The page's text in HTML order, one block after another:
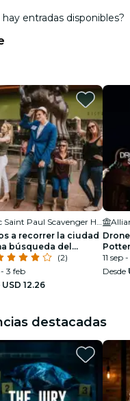
entradas disponibles?
a recorrer la ciudad
búsqueda del
los impresionantes
de San Pablo!
(2)
3 feb
USD 12.26
Saint
11 sep
Desde
destacadas